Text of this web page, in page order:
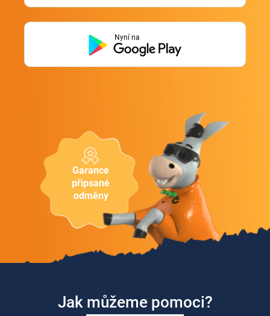
Garance
připsané
odměny
Nyní na
Jak můžeme pomoci?